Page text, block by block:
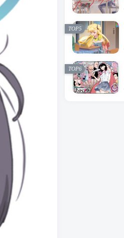
TOP5
TOP6
TOP2
TOP3
TOP4